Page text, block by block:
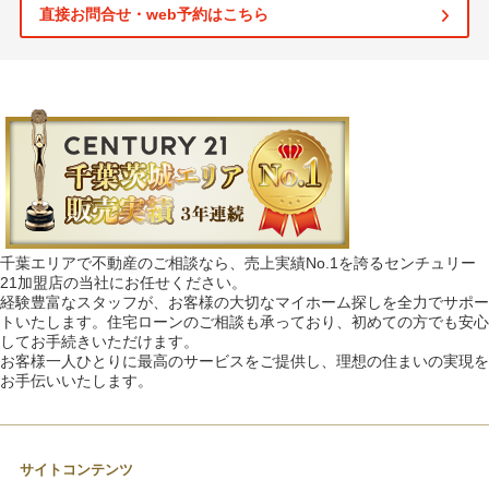
直接お問合せ・web予約はこちら
千葉エリアで不動産のご相談なら、売上実績No.1を誇るセンチュリー
21加盟店の当社にお任せください。
経験豊富なスタッフが、お客様の大切なマイホーム探しを全力でサポー
トいたします。住宅ローンのご相談も承っており、初めての方でも安心
してお手続きいただけます。
お客様一人ひとりに最高のサービスをご提供し、理想の住まいの実現を
お手伝いいたします。
サイトコンテンツ